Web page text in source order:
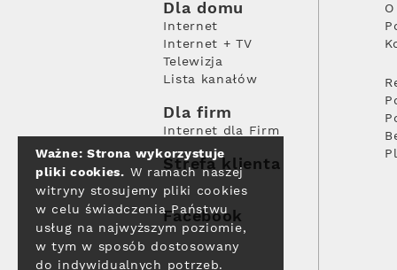
Dla domu
Internet
Internet + TV
Telewizja
Lista kanałów
Dla firm
Internet dla Firm
Strefa klienta
Facebook
Ważne: Strona wykorzystuje
pliki cookies. W ramach naszej
witryny stosujemy pliki cookies
w celu świadczenia Państwu
usług na najwyższym poziomie,
w tym w sposób dostosowany
do indywidualnych potrzeb.